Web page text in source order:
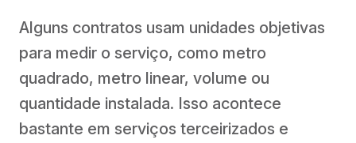
Alguns contratos usam unidades objetivas
para medir o serviço, como metro
quadrado, metro linear, volume ou
quantidade instalada. Isso acontece
bastante em serviços terceirizados e